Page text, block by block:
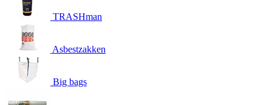
TRASHman
Asbestzakken
Big bags